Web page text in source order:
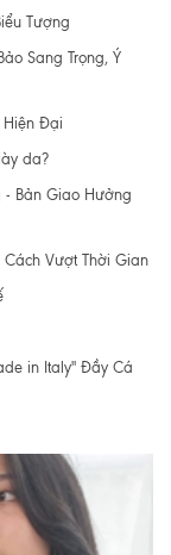
Tượng
Sang Trọng, Ý
Hiện Đại
da?
- Bản Giao Hưởng
Cách Vượt Thời Gian
in Italy" Đầy Cá